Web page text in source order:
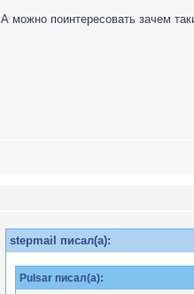
А можно поинтересовать зачем
stepmail писал(а):
Pulsar писал(а):